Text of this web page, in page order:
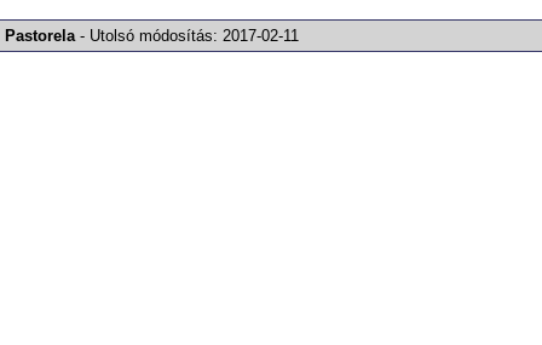
Pastorela - Utolsó módosítás: 2017-02-11